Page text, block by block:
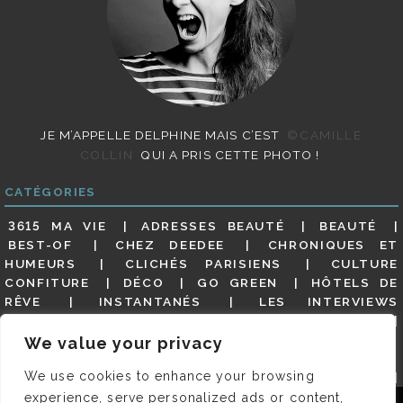
We value your privacy
We use cookies to enhance your browsing
experience, serve personalized ads or content,
JE M’APPELLE DELPHINE MAIS C’EST
©CAMILLE
COLLIN
QUI A PRIS CETTE PHOTO !
CATÉGORIES
3615 MA VIE ADRESSES BEAUTÉ
BEAUTÉ
BEST-OF
CHEZ DEEDEE
CHRONIQUES ET
HUMEURS
CLICHÉS PARISIENS
CULTURE
CONFITURE
DÉCO GO GREEN
HÔTELS DE
RÊVE
INSTANTANÉS
LES INTERVIEWS
MES ADRESSES
MODE NON CLASSÉ
GUIDE
PARIS EN PHOTOS
RESTAURANTS
REVUE DE PRESSE DÉTAILLÉE, SIOU PLAIT